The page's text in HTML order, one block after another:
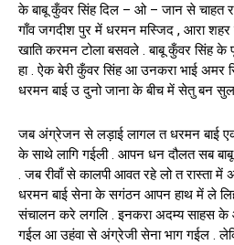
के बाबू कुँवर सिंह दिल – ओ – जान से चाहत
गाँव जगदीश पुर में धरमन मस्जिद , आरा
खाति करमन टोला बसवले . बाबू कुँवर सिंह के
हा . ऐक बेरी कुँवर सिंह आ उनकरा भाई अमर
धरमन बाई उ दुनो जाना के बीच में सेतु बन
जब अंग्रेजन से लड़ाई लागल त धरमन बाई
के साथे लागि गईली . आपन धन दौलत सब
. जब रीवाँ से कालपी आवत रहे लो त रास्ता
धरमन बाई सेना के सगंठन आपन हाथ में ले
संचालन करे लगलि . इनकरा अदम्य साहस
गईल आ उहंवा से अंग्रेजी सेना भाग गईल .